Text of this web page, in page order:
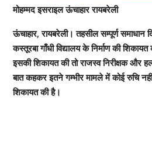
मोहम्मद इसराइल ऊंचाहार रायबरेली
ऊंचाहार, रायबरेली। तहसील सम्पूर्ण
कस्तूरबा गाँधी विद्यालय के निर्माण की
इसकी शिकायत की तो राजस्व निरीक्षक और
बात कहकर इतने गम्भीर मामले में कोई रुचि
शिकायत की है।